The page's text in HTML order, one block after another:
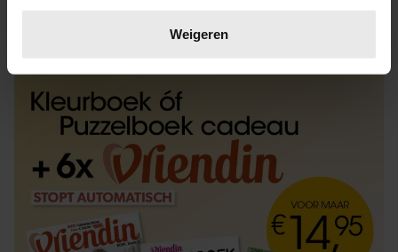
verwerkt en stel uw voorkeuren in het
intrekken in de Cookieverklaring.
We gebruiken cookies om content en advertenties te
personaliseren, om functies voor social media te bieden
en om ons websiteverkeer te analyseren. Ook delen we
informatie over uw gebruik van onze site met onze
partners voor social media, adverteren en analyse. Deze
partners kunnen deze gegevens combineren met andere
informatie die u aan ze heeft verstrekt of die ze hebben
Weigeren